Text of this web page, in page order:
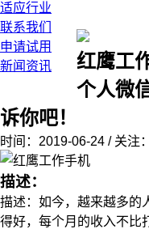
适应行业
联系我们
申请试用
新闻资讯
红鹰工
个人微
诉你吧！
时间：2019-06-24 / 关注
描述：
描述：如今，越来越多的
得好，每个月的收入不比